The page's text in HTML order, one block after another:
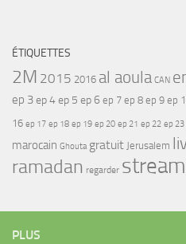
ÉTIQUETTES
2M 2015 2016 al aoula CAN
ep 3ep 4ep 5 ep 6 ep 7 ep 8 ep 9 ep
16 ep 17 ep 18 ep 19 ep 20 ep 21 ep 22 ep 23
marocain Ghouta gratuit Jerusalem
ramadan regarder
PLUS